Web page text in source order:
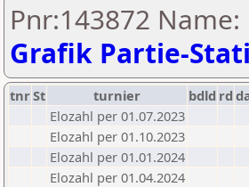
Pnr:143872
Grafik Partie-
tnrSt turnier bdld rd
Elozahl per 01.07.2023
Elozahl per 01.10.2023
Elozahl per 01.01.2024
Elozahl per 01.04.2024